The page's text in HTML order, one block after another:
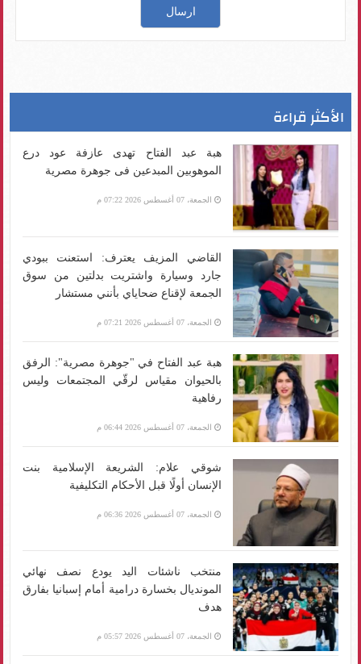
الأكثر قراءة
هبة عبد الفتاح تهدى عازفة عود درع
الموهوبين المبدعين فى جوهرة مصرية
الجمعة، 07 أغسطس 2026 07:22 م
القاضي المزيف يعترف: استعنت ببودي
جارد وسيارة واشتريت بدلتين من سوق
الجمعة لإقناع ضحاياي بأنني مستشار
الجمعة، 07 أغسطس 2026 07:21 م
هبة عبد الفتاح في "جوهرة مصرية": الرفق
بالحيوان مقياس لرقّي المجتمعات وليس
رفاهية
الجمعة، 07 أغسطس 2026 06:44 م
شوقي علام: الشريعة الإسلامية بنت
الإنسان أولًا قبل الأحكام التكليفية
الجمعة، 07 أغسطس 2026 06:36 م
منتخب ناشئات اليد يودع نصف نهائي
المونديال بخسارة درامية أمام إسبانيا بفارق
هدف
الجمعة، 07 أغسطس 2026 05:57 م